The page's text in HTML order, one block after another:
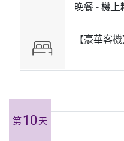
晚餐 -機上
【豪華客機
第10 天